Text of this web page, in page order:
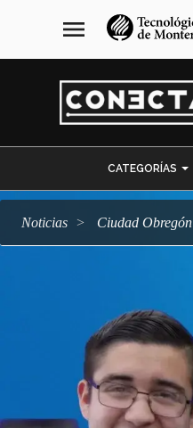
navegación
principal
menu
CATEGORÍAS
Noticias Ciudad Obregón